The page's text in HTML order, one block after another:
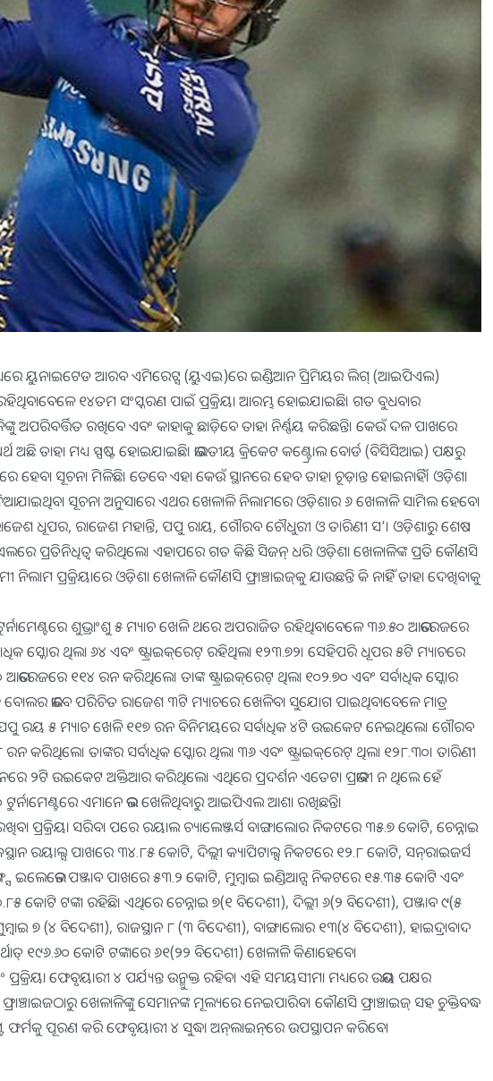
ୟୁନାଇଟେଡ ଆରବ ଏମିରେଟ୍ସ (ୟୁଏଇ)ରେ ଇଣ୍ଡିଆନ ପ୍ରିମିୟର ଲିଗ୍‌ (ଆଇପିଏଲ)
୧୪ତମ ସଂସ୍କରଣ ପାଇଁ ପ୍ରକ୍ରିୟା ଆରମ୍ଭ ହୋଇଯାଇଛି। ଗତ ବୁଧବାର
ଅପରିବର୍ତ୍ତିତ ରଖିବେ ଏବଂ କାହାକୁ ଛାଡ଼ିବେ ତାହା ନିର୍ଣ୍ଣୟ କରିଛନ୍ତି। କେଉଁ ଦଳ ପାଖରେ
ଅଛି ତାହା ମଧ୍ୟ ସ୍ପଷ୍ଟ ହୋଇଯାଇଛି। ଭାରତୀୟ କ୍ରିକେଟ କଣ୍ଟ୍ରୋଲ ବୋର୍ଡ (ବିସିସିଆଇ) ପକ୍ଷରୁ
ହେବା ସୂଚନା ମିଳିଛି। ତେବେ ଏହା କେଉଁ ସ୍ଥାନରେ ହେବ ତାହା ଚୂଡ଼ାନ୍ତ ହୋଇନାହିଁ। ଓଡ଼ିଶା
ସୂଚନା ଅନୁସାରେ ଏଥର ଖେଳାଳି ନିଲାମରେ ଓଡ଼ିଶାର ୬ ଖେଳାଳି ସାମିଲ ହେବେ।
ଧୂପର, ରାଜେଶ ମହାନ୍ତି, ପପୁ ରାୟ, ଗୌରବ ଚୌଧୁରୀ ଓ ତାରିଣୀ ସ’। ଓଡ଼ିଶାରୁ ଶେଷ
ପ୍ରତିନିଧିତ୍ୱ କରିଥିଲେ। ଏହାପରେ ଗତ କିଛି ସିଜନ୍‌ ଧରି ଓଡ଼ିଶା ଖେଳାଳିଙ୍କ ପ୍ରତି କୌଣସି
ନିଲାମ ପ୍ରକ୍ରିୟାରେ ଓଡ଼ିଶା ଖେଳାଳି କୌଣସି ଫ୍ରାଞ୍ଚାଇଜ୍‌କୁ ଯାଉଛନ୍ତି କି ନାହିଁ ତାହା ଦେଖିବାକୁ
ଶୁଭ୍ରାଂଶୁ ୫ ମ୍ୟାଚ ଖେଳି ଥରେ ଅପରାଜିତ ରହିଥିବାବେଳେ ୩୬.୫୦ ଆଭରେଜରେ
ସ୍କୋର ଥିଲା ୬୪ ଏବଂ ଷ୍ଟ୍ରାଇକ୍‌ରେଟ୍‌ ରହିଥିଲା ୧୨୩.୭୨। ସେହିପରି ଧୂପର ୫ଟି ମ୍ୟାଚରେ
୧୧୪ ରନ କରିଥିଲେ। ତାଙ୍କ ଷ୍ଟ୍ରାଇକ୍‌ରେଟ୍‌ ଥିଲା ୧୦୨.୭୦ ଏବଂ ସର୍ବାଧିକ ସ୍କୋର
ବୋଲର ଭାବେ ପରିଚିତ ରାଜେଶ ୩ଟି ମ୍ୟାଚରେ ଖେଳିବା ସୁଯୋଗ ପାଇଥିବାବେଳେ ମାତ୍ର
ରୟ ୫ ମ୍ୟାଚ ଖେଳି ୧୧୭ ରନ ବିନିମୟରେ ସର୍ବାଧିକ ୪ଟି ଉଇକେଟ ନେଇଥିଲେ। ଗୌରବ
କରିଥିଲେ। ତାଙ୍କର ସର୍ବାଧିକ ସ୍କୋର ଥିଲା ୩୬ ଏବଂ ଷ୍ଟ୍ରାଇକ୍‌ରେଟ୍‌ ଥିଲା ୧୨୮.୩୦। ତାରିଣୀ
୨ଟି ଉଇକେଟ ଅକ୍ତିଆର କରିଥିଲେ। ଏଥିରେ ପ୍ରଦର୍ଶନ ଏତେଟା ପ୍ରଭାବୀ ନ ଥିଲେ ହେଁ
ଏମାନେ ଭଲ ଖେଳିଥିବାରୁ ଆଇପିଏଲ ଆଶା ରଖିଛନ୍ତି।
ରଖିବା ପ୍ରକ୍ରିୟା ସରିବା ପରେ ରୟାଲ ଚ୍ୟାଲେଞ୍ଜର୍ସ ବାଙ୍ଗାଲୋର ନିକଟରେ ୩୫.୭ କୋଟି, ଚେନ୍ନାଇ
ରୟାଲ୍ସ ପାଖରେ ୩୪.୮୫ କୋଟି, ଦିଲ୍ଲୀ କ୍ୟାପିଟାଲ୍ସ ନିକଟରେ ୧୨.୮ କୋଟି, ସନ୍‌ରାଇଜର୍ସ
ଇଲେଭେନ ପଞ୍ଜାବ ପାଖରେ ୫୩.୨ କୋଟି, ମୁମ୍ବାଇ ଇଣ୍ଡିଆନ୍ସ ନିକଟରେ ୧୫.୩୫ କୋଟି ଏବଂ
କୋଟି ଟଙ୍କା ରହିଛି। ଏଥିରେ ଚେନ୍ନାଇ ୭(୧ ବିଦେଶୀ), ଦିଲ୍ଲୀ ୬(୨ ବିଦେଶୀ), ପଞ୍ଜାବ ୯(୫
୭ (୪ ବିଦେଶୀ), ରାଜସ୍ଥାନ ୮ (୩ ବିଦେଶୀ), ବାଙ୍ଗାଲୋର ୧୩(୪ ବିଦେଶୀ), ହାଇଦ୍ରାବାଦ
୧୯୬.୬୦ କୋଟି ଟଙ୍କାରେ ୬୧(୨୨ ବିଦେଶୀ) ଖେଳାଳି କିଣାହେବେ।
ପ୍ରକ୍ରିୟା ଫେବୃୟାରୀ ୪ ପର୍ଯ୍ୟନ୍ତ ଉନ୍ମୁକ୍ତ ରହିବ। ଏହି ସମୟସୀମା ମଧ୍ୟରେ ଉଭୟ ପକ୍ଷର
ଖେଳାଳିଙ୍କୁ ସେମାନଙ୍କ ମୂଲ୍ୟରେ ନେଇପାରିବ। କୌଣସି ଫ୍ରାଞ୍ଚାଇଜ୍‌ ସହ ଚୁକ୍ତିବଦ୍ଧ
ଫର୍ମକୁ ପୂରଣ କରି ଫେବୃୟାରୀ ୪ ସୁଦ୍ଧା ଅନ୍‌ଲାଇନ୍‌ରେ ଉପସ୍ଥାପନ କରିବେ।